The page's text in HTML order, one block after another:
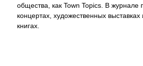
общества, как Town Topics. В журнале
концертах, художественных
книгах.